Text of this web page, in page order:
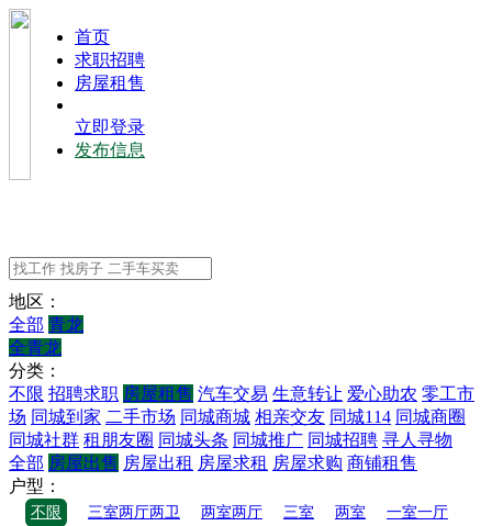
⾸⻚
求职招聘
房屋租售
立即登录
发布信息
地区：
全部 青龙
全青龙
分类：
不限 招聘求职 房屋租售 汽车交易 生意转让 爱心助农 零工市
场 同城到家 二手市场 同城商城 相亲交友 同城114 同城商圈
同城社群 租朋友圈 同城头条 同城推广 同城招聘 寻人寻物
全部 房屋出售 房屋出租 房屋求租 房屋求购 商铺租售
户型：
不限 三室两厅两卫 两室两厅 三室 两室 一室一厅